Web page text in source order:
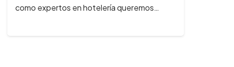
como expertos en hotelería queremos…